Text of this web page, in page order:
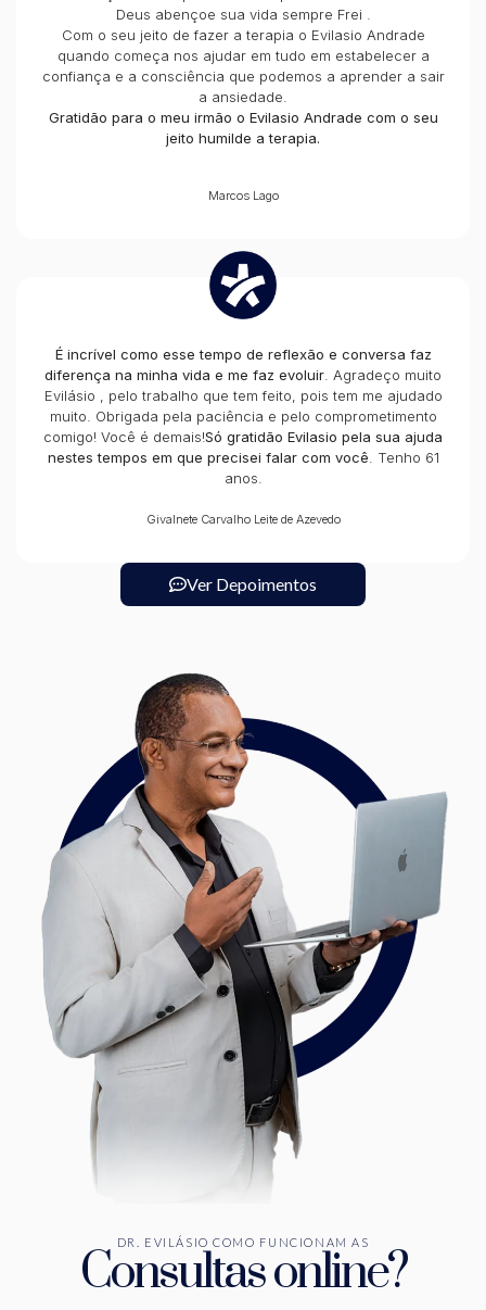
Deus abençoe sua vida sempre Frei .
Com o seu jeito de fazer a terapia o Evilasio Andrade
quando começa nos ajudar em tudo em estabelecer a
confiança e a consciência que podemos a aprender a sair
a ansiedade.
Gratidão para o meu irmão o Evilasio Andrade com o seu
jeito humilde a terapia.
Marcos Lago
É incrível como esse tempo de reflexão e conversa faz
diferença na minha vida e me faz evoluir . Agradeço muito
Evilásio , pelo trabalho que tem feito, pois tem me ajudado
muito. Obrigada pela paciência e pelo comprometimento
comigo! Você é demais!Só gratidão Evilasio pela sua ajuda
nestes tempos em que precisei falar com você . Tenho 61
anos.
Givalnete Carvalho Leite de Azevedo
Ver Depoimentos
DR. EVILÁSIO COMO FUNCIONAM AS
Consultas online?